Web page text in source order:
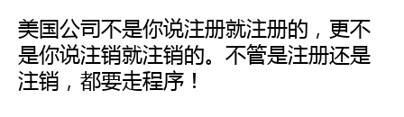
美国公司不是你说注册就注册的，更不
是你说注销就注销的。不管是注册还是
注销，都要走程序！